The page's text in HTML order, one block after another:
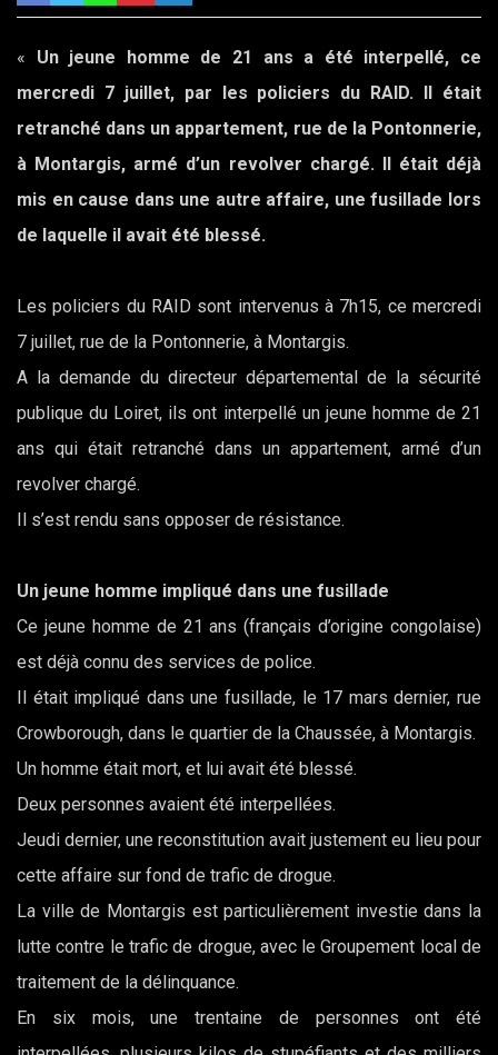
« Un jeune homme de 21 ans a été interpellé, ce
mercredi 7 juillet, par les policiers du RAID. Il était
retranché dans un appartement, rue de la Pontonnerie,
à Montargis, armé d’un revolver chargé. Il était déjà
mis en cause dans une autre affaire, une fusillade lors
de laquelle il avait été blessé.
Les policiers du RAID sont intervenus à 7h15, ce mercredi
7 juillet, rue de la Pontonnerie, à Montargis.
A la demande du directeur départemental de la sécurité
publique du Loiret, ils ont interpellé un jeune homme de 21
ans qui était retranché dans un appartement, armé d’un
revolver chargé.
Il s’est rendu sans opposer de résistance.
Un jeune homme impliqué dans une fusillade
Ce jeune homme de 21 ans (français d’origine congolaise)
est déjà connu des services de police.
Il était impliqué dans une fusillade, le 17 mars dernier, rue
Crowborough, dans le quartier de la Chaussée, à Montargis.
Un homme était mort, et lui avait été blessé.
Deux personnes avaient été interpellées.
Jeudi dernier, une reconstitution avait justement eu lieu pour
cette affaire sur fond de trafic de drogue.
La ville de Montargis est particulièrement investie dans la
lutte contre le trafic de drogue, avec le Groupement local de
traitement de la délinquance.
En six mois, une trentaine de personnes ont été